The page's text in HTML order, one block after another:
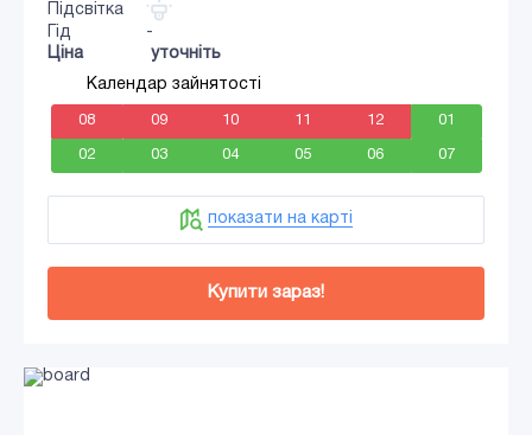
Підсвітка
Гід
-
Ціна
уточніть
Календар зайнятості
08 09 10 11 12 01
02 03 04 05 06 07
показати на карті
Купити зараз!